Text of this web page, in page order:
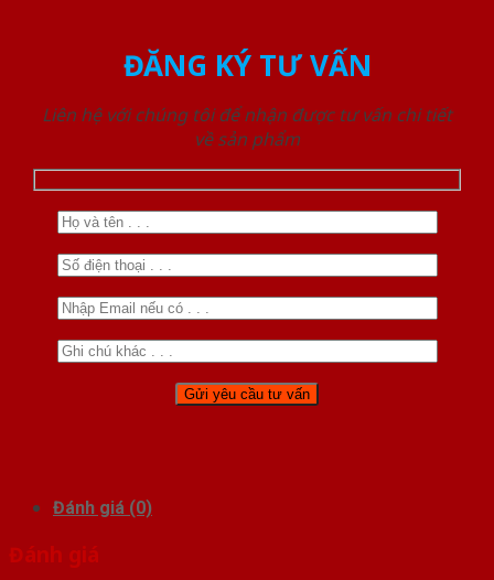
ĐĂNG KÝ TƯ VẤN
Liên hệ với chúng tôi để nhận được tư vấn chi tiết
về sản phẩm
Đánh giá (0)
Đánh giá